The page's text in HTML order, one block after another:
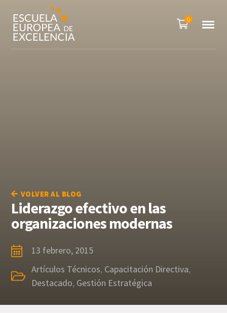
0
VOLVER AL BLOG
Liderazgo efectivo en las
organizaciones modernas
13 febrero, 2015
Artículos Técnicos, Capacitación Directiva,
Destacado, Gestión Estratégica